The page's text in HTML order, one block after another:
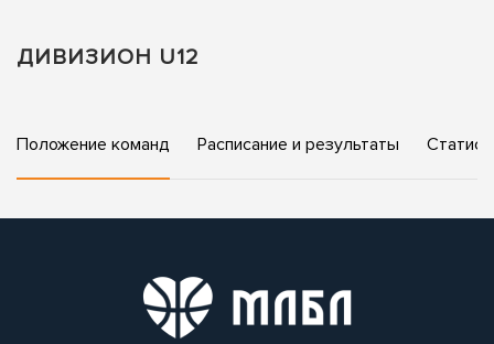
ДИВИЗИОН U12
Положение команд Расписание и результаты